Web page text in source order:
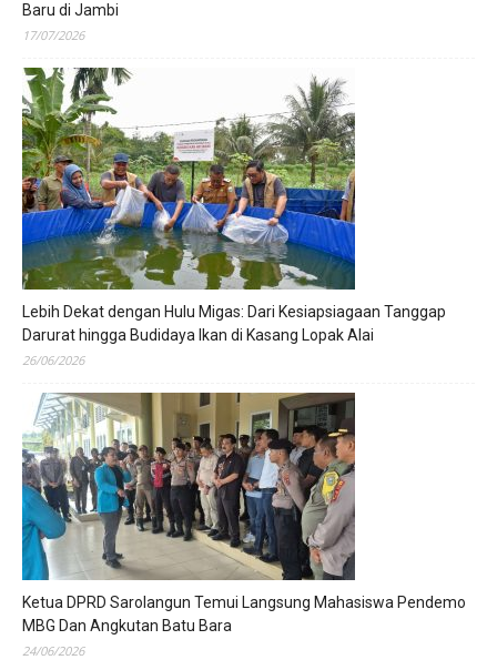
Baru di Jambi
17/07/2026
Lebih Dekat dengan Hulu Migas: Dari Kesiapsiagaan Tanggap
Darurat hingga Budidaya Ikan di Kasang Lopak Alai
26/06/2026
Ketua DPRD Sarolangun Temui Langsung Mahasiswa Pendemo
MBG Dan Angkutan Batu Bara
24/06/2026